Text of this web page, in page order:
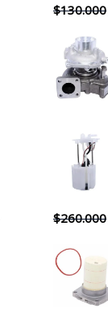
$130.000
$260.000